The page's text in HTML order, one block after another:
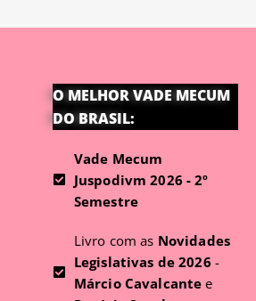
O MELHOR VADE MECUM
DO BRASIL:
Vade Mecum
Juspodivm 2026 - 2º
Semestre
Livro com as Novidades
Legislativas de 2026 -
Márcio Cavalcante e